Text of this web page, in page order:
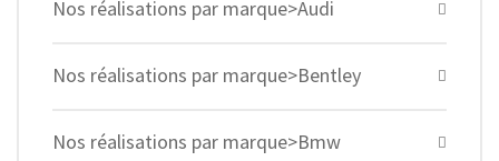
Nos réalisations par marque>Audi
Nos réalisations par marque>Bentley
Nos réalisations par marque>Bmw